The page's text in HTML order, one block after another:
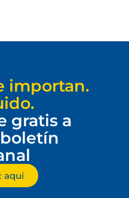
importan.
gratis a
aquí